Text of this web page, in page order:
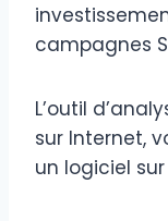
campagnes
L’outil
sur Internet,
un logiciel